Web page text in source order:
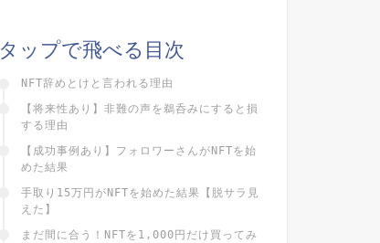
タップで飛べる目次
NFT辞めとけと言われる理由
【将来性あり】非難の声を鵜呑みにすると損
する理由
【成功事例あり】フォロワーさんがNFTを始
めた結果
手取り15万円がNFTを始めた結果【脱サラ見
えた】
まだ間に合う！NFTを1,000円だけ買ってみ